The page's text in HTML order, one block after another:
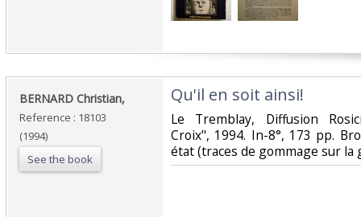
‎BERNARD Christian,‎
Reference : 18103
(1994)
See the book
‎Qu'il en soit ainsi!‎
‎Le Tremblay, Diffusion
Croix", 1994. In-8°, 173 pp.
état (traces de gommage sur la